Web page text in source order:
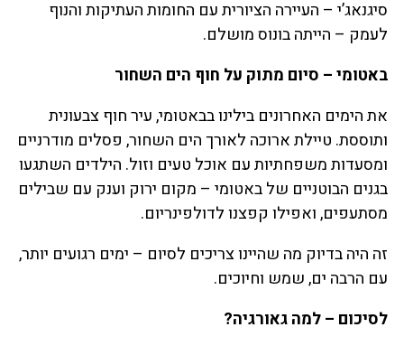
סיגנאג’י – העיירה הציורית עם החומות העתיקות והנוף
לעמק – הייתה בונוס מושלם.
באטומי – סיום מתוק על חוף הים השחור
את הימים האחרונים בילינו בבאטומי, עיר חוף צבעונית
ותוססת. טיילת ארוכה לאורך הים השחור, פסלים מודרניים
ומסעדות משפחתיות עם אוכל טעים וזול. הילדים השתגעו
בגנים הבוטניים של באטומי – מקום ירוק וענק עם שבילים
מסתעפים, ואפילו קפצנו לדולפינריום.
זה היה בדיוק מה שהיינו צריכים לסיום – ימים רגועים יותר,
עם הרבה ים, שמש וחיוכים.
לסיכום – למה גאורגיה?